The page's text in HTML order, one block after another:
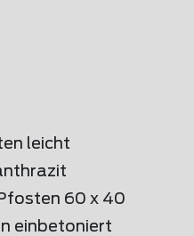
leicht
60 x 40
einbetoniert